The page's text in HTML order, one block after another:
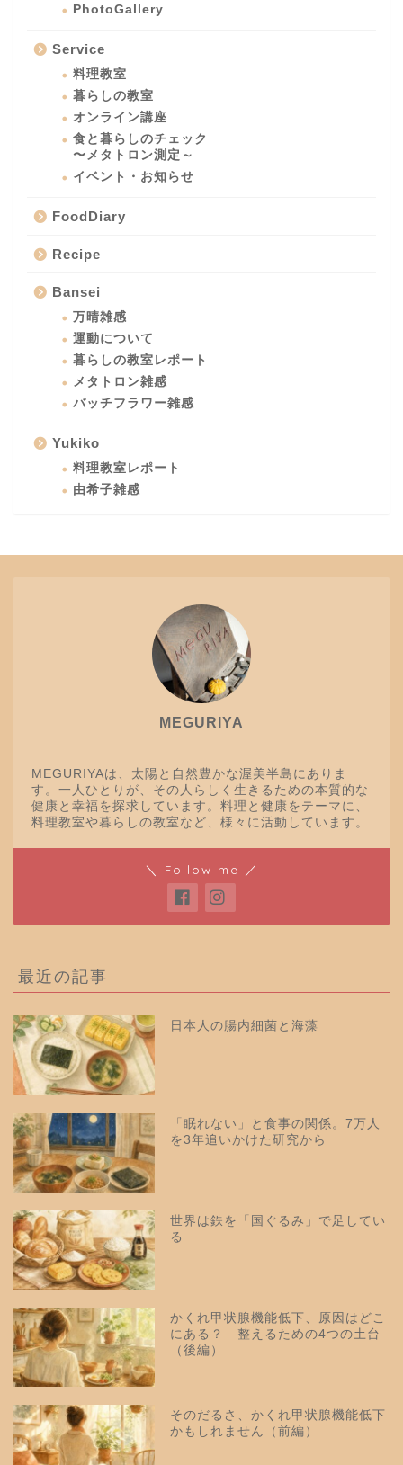
PhotoGallery
Service
料理教室
暮らしの教室
オンライン講座
食と暮らしのチェック
〜メタトロン測定～
イベント・お知らせ
FoodDiary
Recipe
Bansei
万晴雑感
運動について
暮らしの教室レポート
メタトロン雑感
バッチフラワー雑感
Yukiko
料理教室レポート
由希子雑感
MEGURIYA
MEGURIYAは、太陽と自然豊かな渥美半島にありま
す。一人ひとりが、その人らしく生きるための本質的な
健康と幸福を探求しています。料理と健康をテーマに、
料理教室や暮らしの教室など、様々に活動しています。
＼ Follow me ／
最近の記事
日本人の腸内細菌と海藻
「眠れない」と食事の関係。7万人
を3年追いかけた研究から
世界は鉄を「国ぐるみ」で足してい
る
かくれ甲状腺機能低下、原因はどこ
にある？—整えるための4つの土台
（後編）
そのだるさ、かくれ甲状腺機能低下
かもしれません（前編）